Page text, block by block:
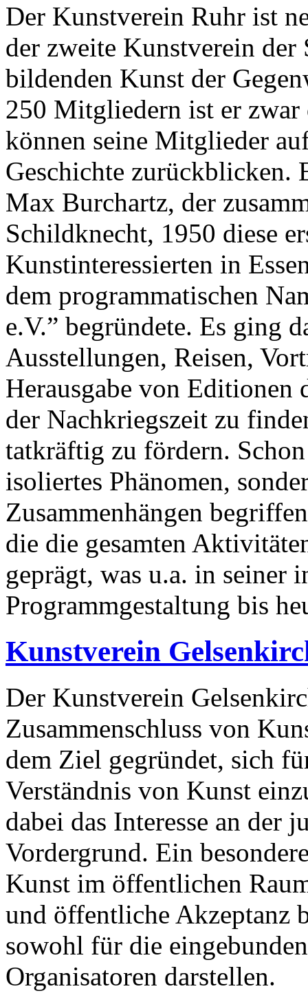
Der Kunstverein Ruhr ist
der zweite Kunstverein der
bildenden Kunst der
250 Mitgliedern ist er
können seine Mitglieder
Geschichte zurückblicken.
Max Burchartz, der
Schildknecht, 1950 diese
Kunstinteressierten in
dem programmatischen
e.V.” begründete. Es ging
Ausstellungen, Reisen,
Herausgabe von Editionen
der Nachkriegszeit zu
tatkräftig zu fördern.
isoliertes Phänomen,
Zusammenhängen
die die gesamten
geprägt, was u.a. in seiner
Programmgestaltung bis
Kunstverein
Der Kunstverein
Zusammenschluss von
dem Ziel gegründet, sich
Verständnis von Kunst
dabei das Interesse an der
Vordergrund. Ein
Kunst im öffentlichen
und öffentliche Akzeptanz
sowohl für die
Organisatoren darstellen.